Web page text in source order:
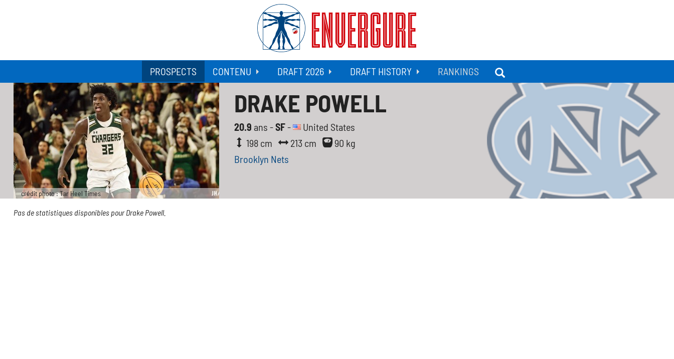
ENVERGURE
PROSPECTS CONTENU DRAFT 2026 DRAFT HISTORY RANKINGS
crédit photo : Tar Heel Times
DRAKE POWELL
20.9 ans -SF-
United States
198 cm
213 cm
90 kg
Brooklyn Nets
Pas de statistiques disponibles pour Drake Powell.